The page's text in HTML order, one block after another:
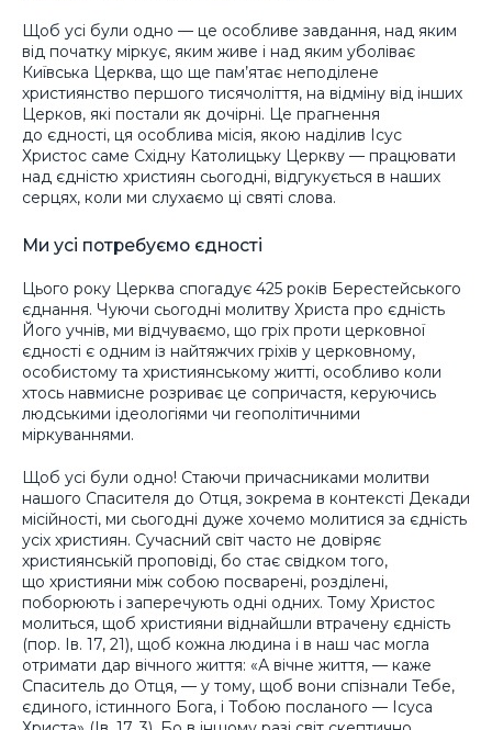
Щоб усі були одно — це особливе завдання, над яким
від початку міркує, яким живе і над яким уболіває
Київська Церква, що ще пам’ятає неподілене
християнство першого тисячоліття, на відміну від інших
Церков, які постали як дочірні. Це прагнення
до єдності, ця особлива місія, якою наділив Ісус
Христос саме Східну Католицьку Церкву — працювати
над єдністю християн сьогодні, відгукується в наших
серцях, коли ми слухаємо ці святі слова.
Ми усі потребуємо єдності
Цього року Церква спогадує 425 років Берестейського
єднання. Чуючи сьогодні молитву Христа про єдність
Його учнів, ми відчуваємо, що гріх проти церковної
єдності є одним із найтяжчих гріхів у церковному,
особистому та християнському житті, особливо коли
хтось навмисне розриває це сопричастя, керуючись
людськими ідеологіями чи геополітичними
міркуваннями.
Щоб усі були одно! Стаючи причасниками молитви
нашого Спасителя до Отця, зокрема в контексті Декади
місійності, ми сьогодні дуже хочемо молитися за єдність
усіх християн. Сучасний світ часто не довіряє
християнській проповіді, бо стає свідком того,
що християни між собою посварені, розділені,
поборюють і заперечують одні одних. Тому Христос
молиться, щоб християни віднайшли втрачену єдність
(пор. Ів. 17, 21), щоб кожна людина і в наш час могла
отримати дар вічного життя: «А вічне життя, — каже
Спаситель до Отця, — у тому, щоб вони спізнали Тебе,
єдиного, істинного Бога, і Тобою посланого — Ісуса